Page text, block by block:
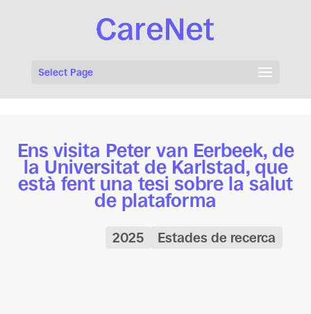
Select Page
Ens visita Peter van Eerbeek, de
la Universitat de Karlstad, que
està fent una tesi sobre la salut
de plataforma
2025 Estades de recerca